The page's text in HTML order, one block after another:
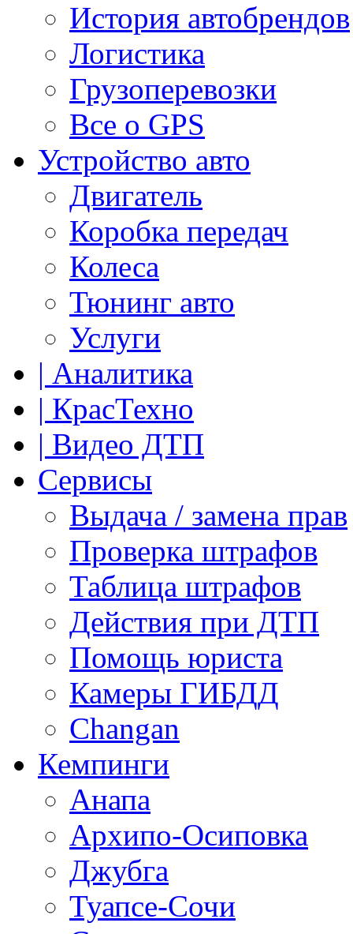
История автобрендов
Логистика
Грузоперевозки
Все о GPS
Устройство авто
Двигатель
Коробка передач
Колеса
Тюнинг авто
Услуги
| Аналитика
| КрасТехно
| Видео ДТП
Сервисы
Выдача / замена прав
Проверка штрафов
Таблица штрафов
Действия при ДТП
Помощь юриста
Камеры ГИБДД
Сhangan
Кемпинги
Анапа
Архипо-Осиповка
Джубга
Туапсе-Сочи